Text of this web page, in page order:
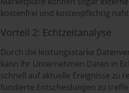
kostenfrei und kostenpflichtig
Vorteil 2: Echtzeitanalyse
Durch die leistungsstarke
kann Ihr Unternehmen Daten in
schnell auf aktuelle Ereignisse zu
fundierte Entscheidungen zu